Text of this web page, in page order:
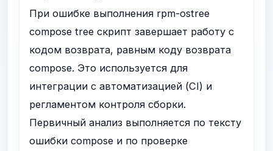
При ошибке выполнения rpm-ostree
compose tree скрипт завершает работу с
кодом возврата, равным коду возврата
compose. Это используется для
интеграции с автоматизацией (CI) и
регламентом контроля сборки.
Первичный анализ выполняется по тексту
ошибки compose и по проверке